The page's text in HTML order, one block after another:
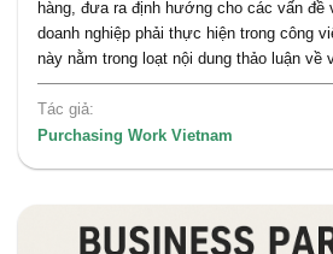
hàng, đưa ra định hướng cho các vấn đề
doanh nghiệp phải thực hiện trong công
này nằm trong loạt nội dung thảo luận về
Tác giả:
Purchasing Work Vietnam